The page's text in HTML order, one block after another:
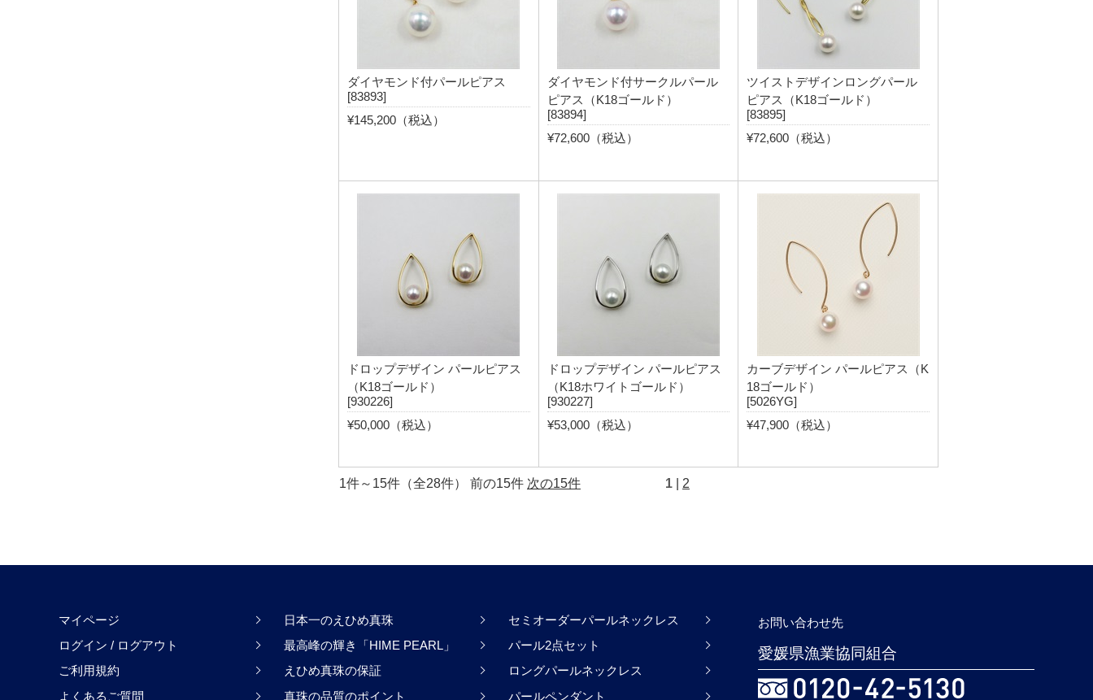
ダイヤモンド付パールピアス
[83893]
¥145,200（税込）
ダイヤモンド付サークルパール
ピアス（K18ゴールド）
[83894]
¥72,600（税込）
ツイストデザインロングパール
ピアス（K18ゴールド）
[83895]
¥72,600（税込）
ドロップデザイン パールピアス
（K18ゴールド）
[930226]
¥50,000（税込）
ドロップデザイン パールピアス
（K18ホワイトゴールド）
[930227]
¥53,000（税込）
カーブデザイン パールピアス（K
18ゴールド）
[5026YG]
¥47,900（税込）
1件～15件（全28件） 前の15件 次の15件 1 2
マイページ
ログイン / ログアウト
ご利用規約
よくあるご質問
日本一のえひめ真珠
最高峰の輝き「HIME PEARL」
えひめ真珠の保証
真珠の品質のポイント
セミオーダーパールネックレス
パール2点セット
ロングパールネックレス
パールペンダント
お問い合わせ先
愛媛県漁業協同組合